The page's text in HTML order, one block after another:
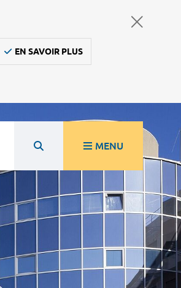
EN SAVOIR PLUS
MENU